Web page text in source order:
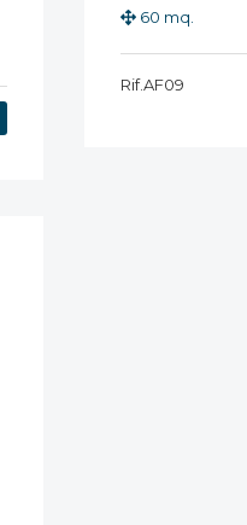
60 mq.
Rif.AF09